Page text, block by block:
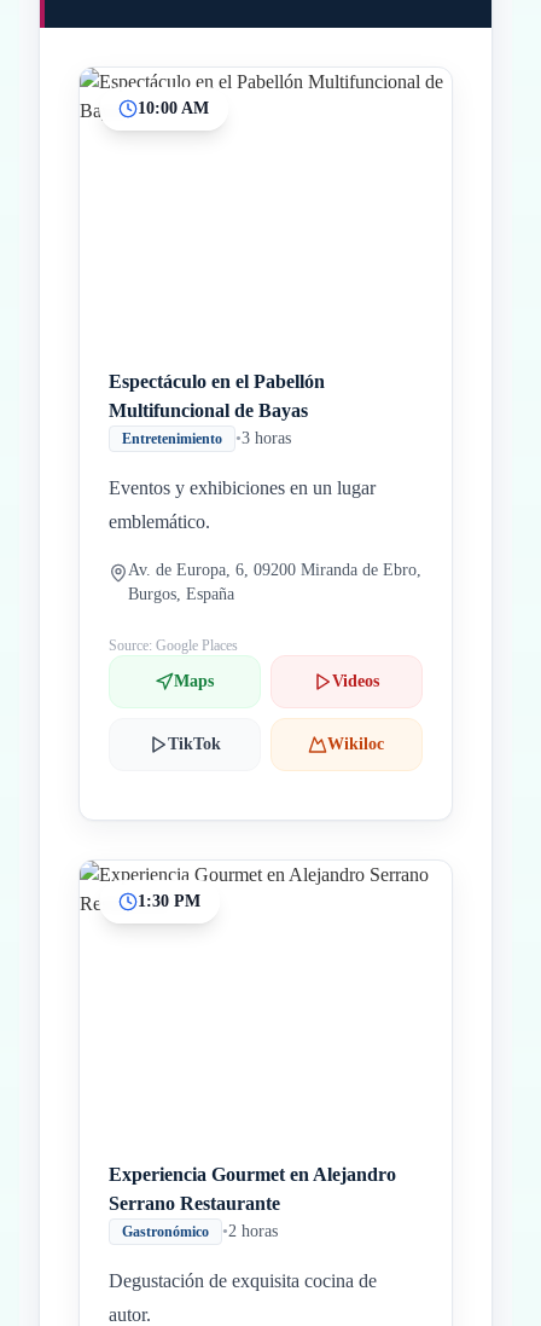
10:00 AM
Espectáculo en el Pabellón
Multifuncional de Bayas
Entretenimiento •3 horas
Eventos y exhibiciones en un lugar
emblemático.
Av. de Europa, 6, 09200 Miranda de Ebro,
Burgos, España
Source: Google Places
Maps Videos
TikTok Wikiloc
1:30 PM
Experiencia Gourmet en Alejandro
Serrano Restaurante
Gastronómico •2 horas
Degustación de exquisita cocina de
autor.